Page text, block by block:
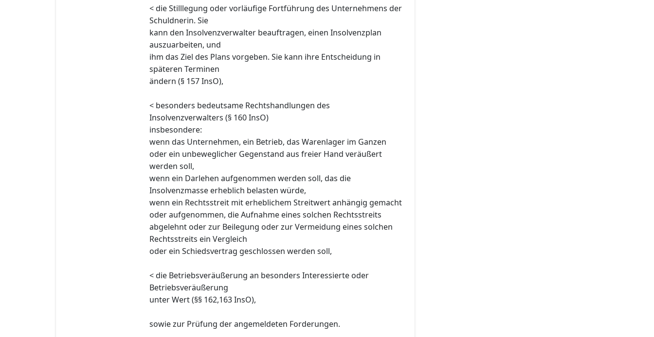
< die Stilllegung oder vorläufige Fortführung des Unternehmens der
Schuldnerin. Sie
kann den Insolvenzverwalter beauftragen, einen Insolvenzplan
auszuarbeiten, und
ihm das Ziel des Plans vorgeben. Sie kann ihre Entscheidung in
späteren Terminen
ändern (§ 157 InsO),
< besonders bedeutsame Rechtshandlungen des
Insolvenzverwalters (§ 160 InsO)
insbesondere:
wenn das Unternehmen, ein Betrieb, das Warenlager im Ganzen
oder ein unbeweglicher Gegenstand aus freier Hand veräußert
werden soll,
wenn ein Darlehen aufgenommen werden soll, das die
Insolvenzmasse erheblich belasten würde,
wenn ein Rechtsstreit mit erheblichem Streitwert anhängig gemacht
oder aufgenommen, die Aufnahme eines solchen Rechtsstreits
abgelehnt oder zur Beilegung oder zur Vermeidung eines solchen
Rechtsstreits ein Vergleich
oder ein Schiedsvertrag geschlossen werden soll,
< die Betriebsveräußerung an besonders Interessierte oder
Betriebsveräußerung
unter Wert (§§ 162,163 InsO),
sowie zur Prüfung der angemeldeten Forderungen.